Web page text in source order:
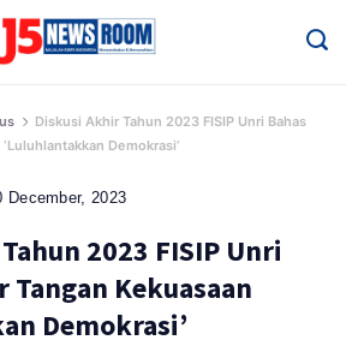
Diskusi Akhir Tahun 2023 FISIP Unri Bahas
Demokrasi’
December, 2023
2023 FISIP Unri
Tangan Kekuasaan
Demokrasi’